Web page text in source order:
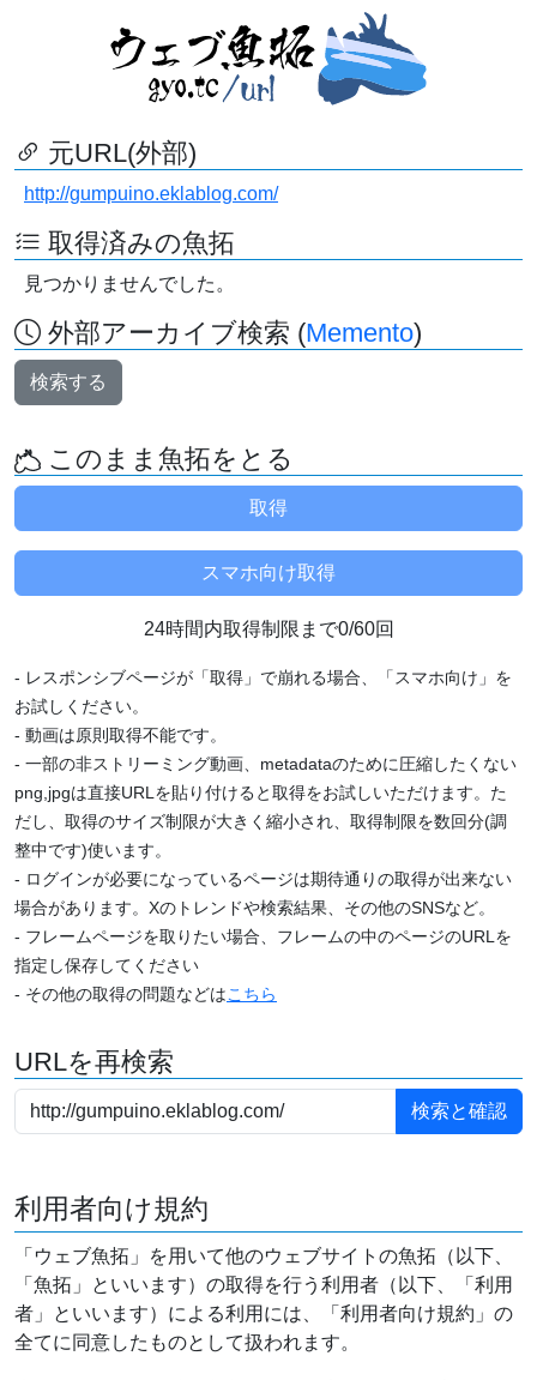
元URL(外部)
http://gumpuino.eklablog.com/
取得済みの魚拓
見つかりませんでした。
外部アーカイブ検索 (Memento)
検索する
このまま魚拓をとる
24時間内取得制限まで0/60回
- レスポンシブページが「取得」で崩れる場合、「スマホ向け」を
お試しください。
- 動画は原則取得不能です。
- 一部の非ストリーミング動画、metadataのために圧縮したくない
png,jpgは直接URLを貼り付けると取得をお試しいただけます。た
だし、取得のサイズ制限が大きく縮小され、取得制限を数回分(調
整中です)使います。
- ログインが必要になっているページは期待通りの取得が出来ない
場合があります。Xのトレンドや検索結果、その他のSNSなど。
- フレームページを取りたい場合、フレームの中のページのURLを
指定し保存してください
- その他の取得の問題などはこちら
URLを再検索
利用者向け規約
「ウェブ魚拓」を用いて他のウェブサイトの魚拓（以下、
「魚拓」といいます）の取得を行う利用者（以下、「利用
者」といいます）による利用には、「利用者向け規約」の
全てに同意したものとして扱われます。